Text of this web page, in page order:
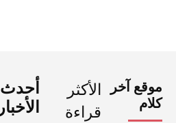
موقع آخر
كلام
الأكثر
قراءة
أحدث
الأخبار